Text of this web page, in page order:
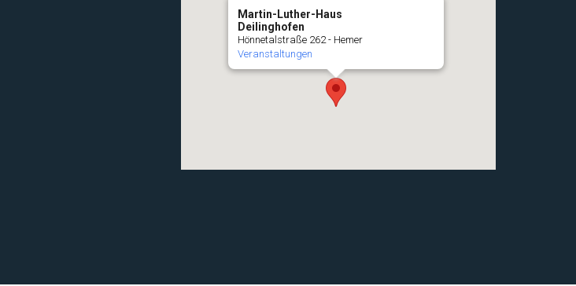
Martin-Luther-Haus
Deilinghofen
Hönnetalstraße 262 - Hemer
Veranstaltungen